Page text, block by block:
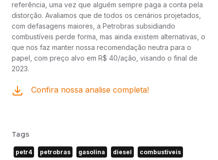
referência, uma vez que alguém sempre paga a conta pela
distorção. Avaliamos que de todos os cenários projetados,
com defasagens maiores, a Petrobras subsidiando
combustíveis perde forma, mas ainda existem alternativas, o
que nos faz manter nossa recomendação neutra para o
papel, com preço alvo em R$ 40/ação, visando o final de
2023.
Confira nossa analise completa!
Tags
petr4 petrobras gasolina diesel combustiveis